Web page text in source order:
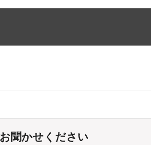
聞かせください